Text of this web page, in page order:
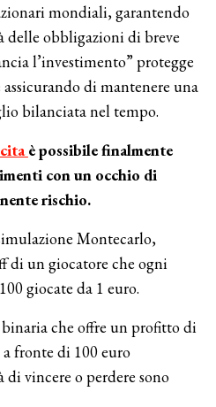
mondiali, garantendo
delle obbligazioni di breve
l’investimento” protegge
di mantenere una
bilanciata nel tempo.
è possibile finalmente
con un occhio di
rischio.
Montecarlo,
di un giocatore che ogni
giocate da 1 euro.
che offre un profitto di
fronte di 100 euro
vincere o perdere sono